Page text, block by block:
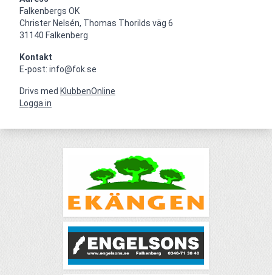
Falkenbergs OK
Christer Nelsén, Thomas Thorilds väg 6
31140 Falkenberg
Kontakt
E-post: info@fok.se
Drivs med KlubbenOnline
Logga in